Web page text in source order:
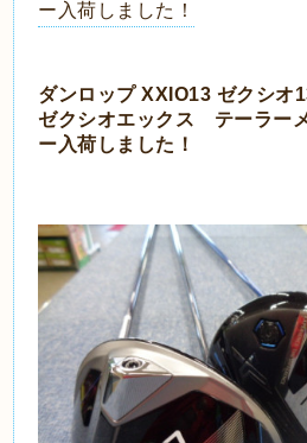
ー入荷しました！
ダンロップ XXIO13 ゼクシ
ゼクシオエックス テーラー
ー入荷しました！